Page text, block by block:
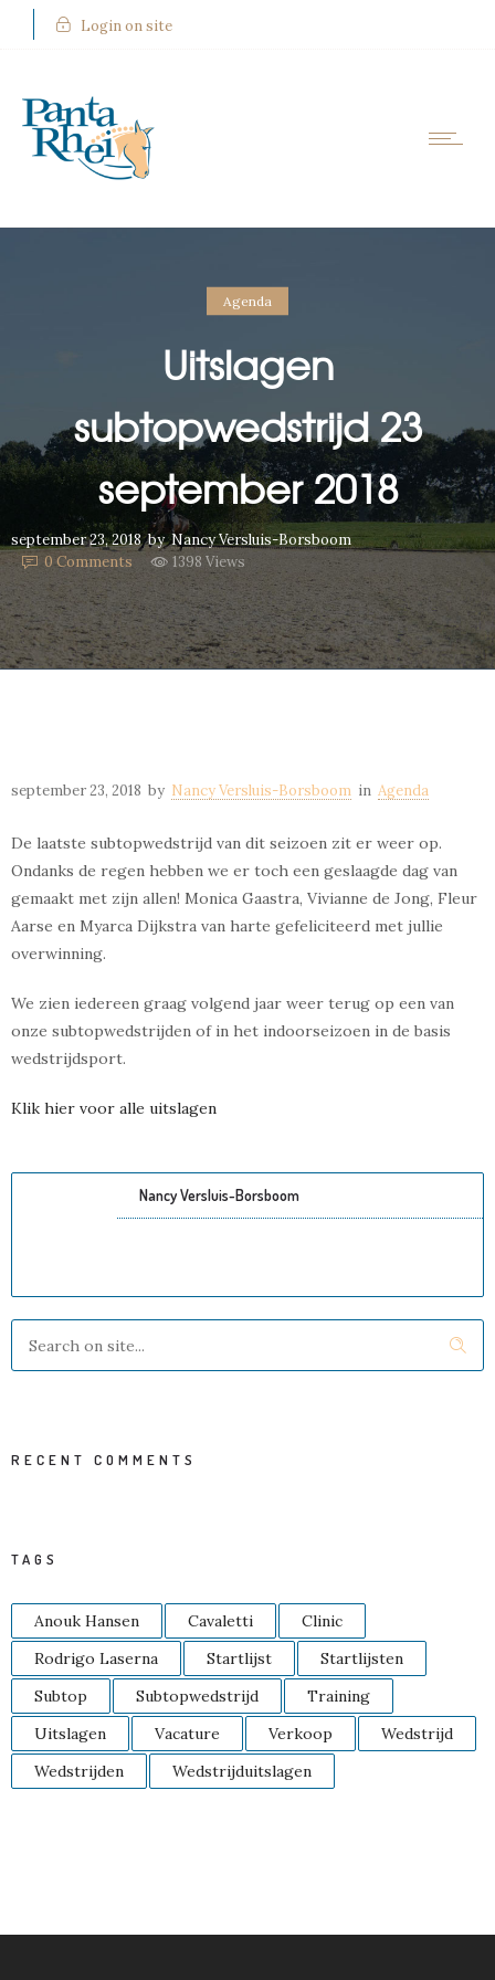
Login on site
Agenda
Uitslagen
subtopwedstrijd 23
september 2018
september 23, 2018 by Nancy Versluis-Borsboom
0Comments 1398 Views
september 23, 2018 by Nancy Versluis-Borsboom in Agenda
De laatste subtopwedstrijd van dit seizoen zit er weer op.
Ondanks de regen hebben we er toch een geslaagde dag van
gemaakt met zijn allen! Monica Gaastra, Vivianne de Jong, Fleur
Aarse en Myarca Dijkstra van harte gefeliciteerd met jullie
overwinning.
We zien iedereen graag volgend jaar weer terug op een van
onze subtopwedstrijden of in het indoorseizoen in de basis
wedstrijdsport.
Klik hier voor alle uitslagen
Nancy Versluis-Borsboom
RECENT COMMENTS
TAGS
Anouk Hansen Cavaletti
Clinic
Rodrigo Laserna
Startlijst
Startlijsten
Subtop
Subtopwedstrijd
Training
Uitslagen
Vacature Verkoop
Wedstrijd
Wedstrijden
Wedstrijduitslagen